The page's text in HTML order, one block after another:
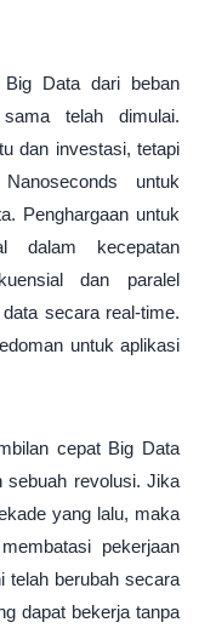
Big Data dari beban
telah dimulai.
dan investasi, tetapi
untuk
Penghargaan untuk
dalam kecepatan
dan paralel
secara real-time.
untuk aplikasi
cepat Big Data
sebuah revolusi. Jika
yang lalu, maka
pekerjaan
telah berubah secara
dapat bekerja tanpa